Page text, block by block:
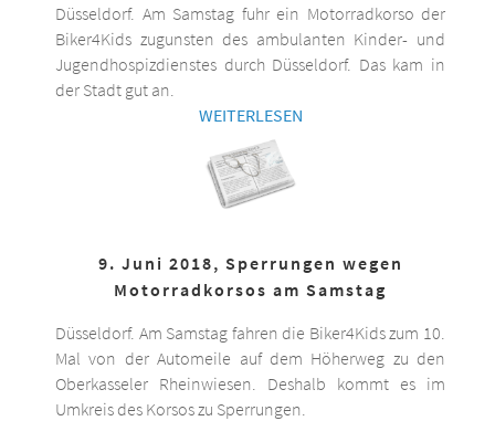
Düsseldorf. Am Samstag fuhr ein Motorradkorso der
Biker4Kids zugunsten des ambulanten Kinder- und
Jugendhospizdienstes durch Düsseldorf. Das kam in
der Stadt gut an.
WEITERLESEN
9. Juni 2018, Sperrungen wegen
Motorradkorsos am Samstag
Düsseldorf. Am Samstag fahren die Biker4Kids zum 10.
Mal von der Automeile auf dem Höherweg zu den
Oberkasseler Rheinwiesen. Deshalb kommt es im
Umkreis des Korsos zu Sperrungen.